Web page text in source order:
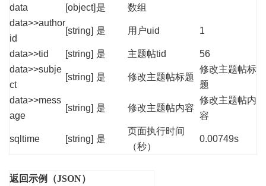
data [object] 是
数组
data>>author
id
[string] 是 用户uid 1
data>>tid [string] 是 主题帖tid
56
data>>subje
ct
[string] 是 修改主题帖标题
修改主题帖标
题
data>>mess
age
[string] 是 修改主题帖内容
修改主题帖内
容
sqltime [string] 是
页面执行时间
（秒）
0.00749s
返回示例（JSON）